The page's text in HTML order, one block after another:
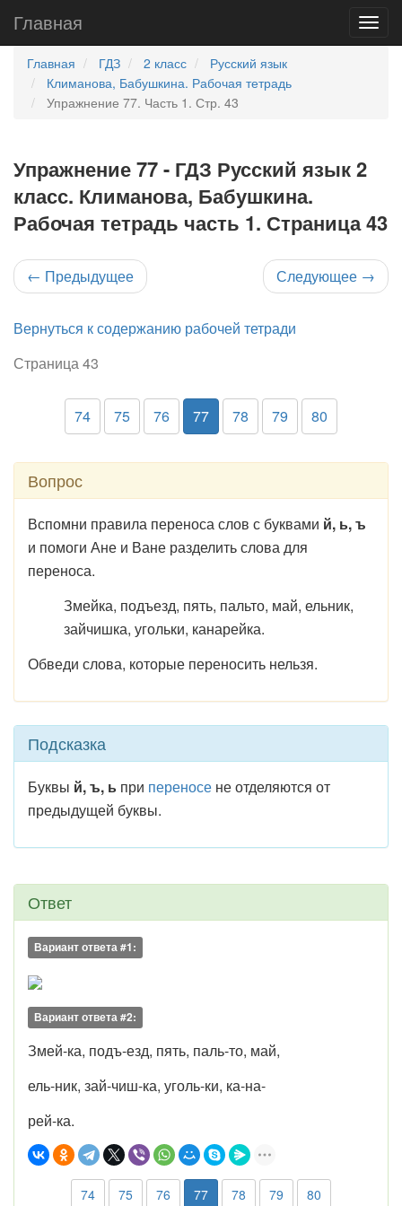
Главная
Главная ГДЗ 2 класс
Русский язык
Климанова, Бабушкина. Рабочая тетрадь
Упражнение 77. Часть 1. Стр. 43
Упражнение 77 - ГДЗ Русский язык 2
класс. Климанова, Бабушкина.
Рабочая тетрадь часть 1. Страница 43
← Предыдущее Следующее →
Вернуться к содержанию рабочей тетради
Страница 43
74 75 76 77 78 79 80
Вопрос
Вспомни правила переноса слов с буквами й, ь, ъ
и помоги Ане и Ване разделить слова для
переноса.
Змейка, подъезд, пять, пальто, май, ельник,
зайчишка, угольки, канарейка.
Обведи слова, которые переносить нельзя.
Подсказка
Буквы й, ъ, ь при переносе не отделяются от
предыдущей буквы.
Ответ
Вариант ответа #1:
Вариант ответа #2:
Змей-ка, подъ-езд, пять, паль-то, май,
ель-ник, зай-чиш-ка, уголь-ки, ка-на-
рей-ка.
74 75 76 77 78 79 80